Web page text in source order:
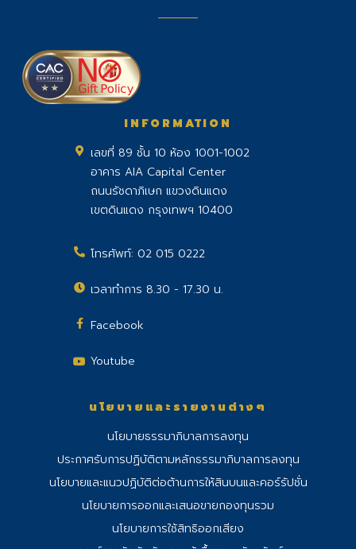
INFORMATION
เลขที่ 89 ชั้น 10 ห้อง 1001-1002
อาคาร AIA Capital Center
ถนนรัชดาภิเษก แขวงดินแดง
เขตดินแดง กรุงเทพฯ 10400
โทรศัพท์: 02 015 0222
เวลาทำการ 8.30 - 17.30 น.
Facebook
Youtube
นโยบายและรายงานต่างๆ
นโยบายธรรมาภิบาลการลงทุน
ประกาศรับการปฏิบัติตามหลักธรรมาภิบาลการลงทุน
นโยบายและแนวปฏิบัติต่อต้านการให้สินบนและคอร์รัปชั่น
นโยบายการออกและเสนอขายกองทุนรวม
นโยบายการใช้สิทธิออกเสียง